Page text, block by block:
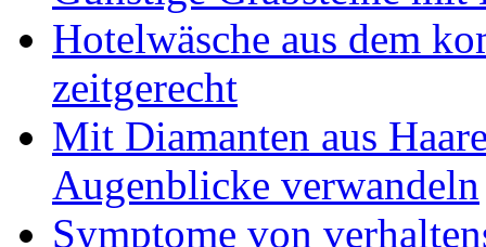
Hotelwäsche aus dem
zeitgerecht
Mit Diamanten aus
Augenblicke verwandeln
Symptome von